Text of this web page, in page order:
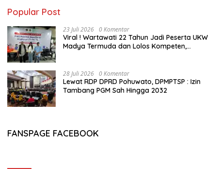
Popular Post
23 Juli 2026 0 Komentar
Viral ! Wartawati 22 Tahun Jadi Peserta UKW
Madya Termuda dan Lolos Kompeten,
28 Juli 2026 0 Komentar
Lewat RDP DPRD Pohuwato, DPMPTSP : Izin
Tambang PGM Sah Hingga 2032
FANSPAGE FACEBOOK